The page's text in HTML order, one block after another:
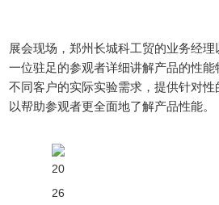
展会现场，郑州长城科工贸的业务经
一位驻足的参观者详细讲解产品的性
不同客户的实际实验需求，提供针对性
以帮助参观者更全面地了解产品性能。